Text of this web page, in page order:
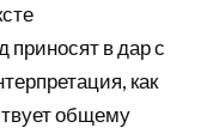
приносят в дар с
как
общему